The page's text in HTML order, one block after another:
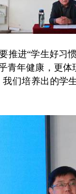
进“学生好习
年健康，更
们培养出的